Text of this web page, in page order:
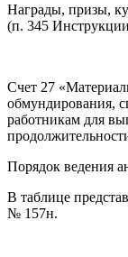
Награды, призы,
(п. 345
Счет 27
обмундирования,
работникам для
Порядок ведения
В таблице
№ 157н.